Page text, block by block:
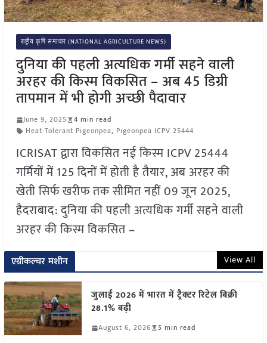
राष्ट्रीय कृषि समाचार (NATIONAL AGRICULTURE NEWS)
दुनिया की पहली अत्यधिक गर्मी सहने वाली
अरहर की किस्म विकसित – अब 45 डिग्री
तापमान में भी होगी अच्छी पैदावार
June 9, 2025
4 min read
Heat-Tolerant Pigeonpea, Pigeonpea ICPV 25444
ICRISAT द्वारा विकसित नई किस्म ICPV 25444
गर्मियों में 125 दिनों में होती है तैयार, अब अरहर की
खेती सिर्फ खरीफ तक सीमित नहीं 09 जून 2025,
हैदराबाद: दुनिया की पहली अत्यधिक गर्मी सहने वाली
अरहर की किस्म विकसित –
एग्रीकल्चर मशीन View All
जुलाई 2026 में भारत में ट्रैक्टर रिटेल बिक्री
28.1% बढ़ी
August 6, 2026 5 min read